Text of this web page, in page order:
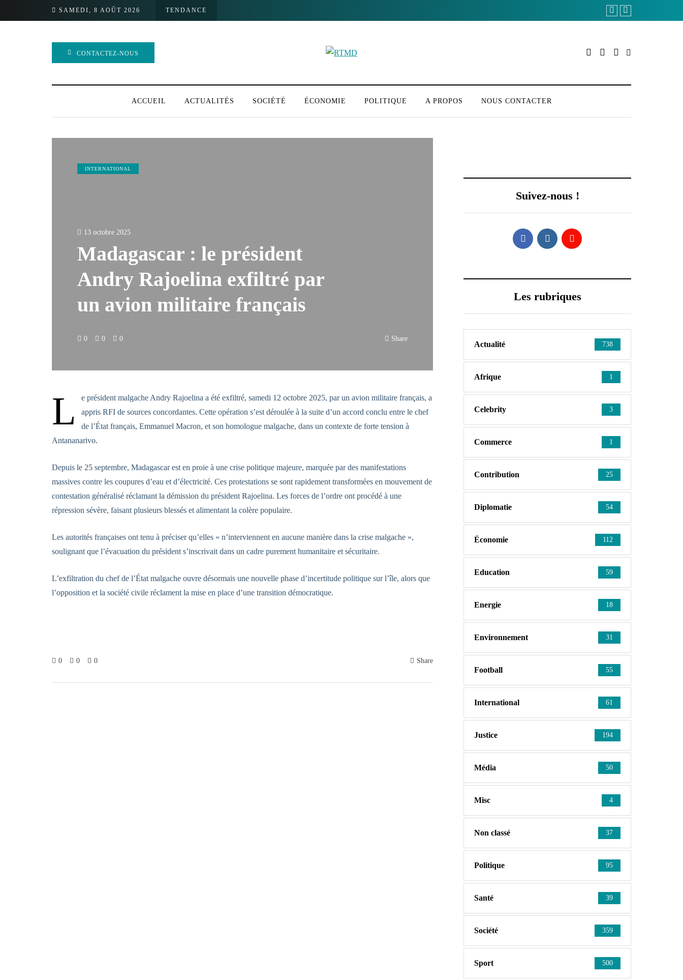
SAMEDI, 8 AOÛT 2026 TENDANCE
CONTACTEZ-NOUS
ACCUEIL ACTUALITÉS SOCIÉTÉ ÉCONOMIE POLITIQUE A PROPOS NOUS CONTACTER
INTERNATIONAL
13 octobre 2025
Madagascar : le président
Andry Rajoelina exfiltré par
un avion militaire français
0 0 0 Share
L
e président malgache Andry Rajoelina a été exfiltré, samedi 12 octobre 2025, par un avion militaire français, a
appris RFI de sources concordantes. Cette opération s’est déroulée à la suite d’un accord conclu entre le chef
de l’État français, Emmanuel Macron, et son homologue malgache, dans un contexte de forte tension à
Antananarivo.
Depuis le 25 septembre, Madagascar est en proie à une crise politique majeure, marquée par des manifestations
massives contre les coupures d’eau et d’électricité. Ces protestations se sont rapidement transformées en mouvement de
contestation généralisé réclamant la démission du président Rajoelina. Les forces de l’ordre ont procédé à une
répression sévère, faisant plusieurs blessés et alimentant la colère populaire.
Les autorités françaises ont tenu à préciser qu’elles « n’interviennent en aucune manière dans la crise malgache »,
soulignant que l’évacuation du président s’inscrivait dans un cadre purement humanitaire et sécuritaire.
L’exfiltration du chef de l’État malgache ouvre désormais une nouvelle phase d’incertitude politique sur l’île, alors que
l’opposition et la société civile réclament la mise en place d’une transition démocratique.
0 0 0 Share
Suivez-nous !
Les rubriques
Actualité 738
Afrique 1
Celebrity 3
Commerce 1
Contribution 25
Diplomatie 54
Économie 112
Education 59
Energie 18
Environnement 31
Football 55
International 61
Justice 194
Média 50
Misc 4
Non classé 37
Politique 95
Santé 39
Société 359
Sport 500